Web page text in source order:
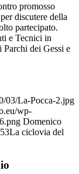
promosso
discutere della
partecipato.
e Tecnici in
Parchi dei Gessi e
03/La-Pocca-2.jpg
wp-
Domenico
La ciclovia del